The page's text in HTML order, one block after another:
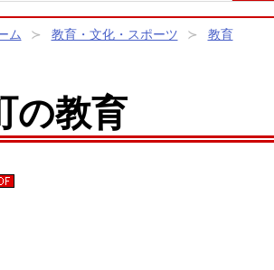
ム 教育・文化・スポーツ
教育
の教育